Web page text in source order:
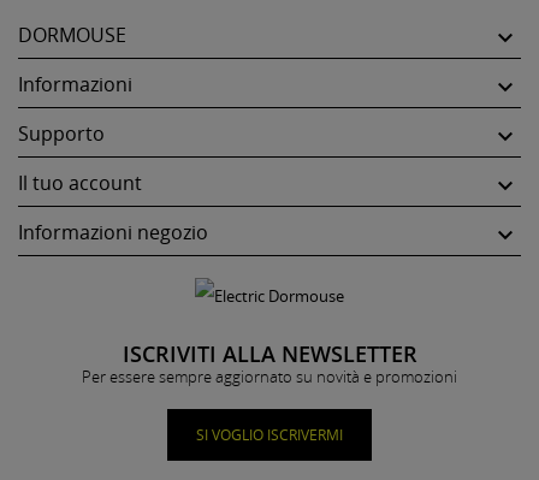
DORMOUSE 
Informazioni 
Supporto 
Il tuo account 
Informazioni negozio 
ISCRIVITI ALLA NEWSLETTER
Per essere sempre aggiornato su novità e promozioni
SI VOGLIO ISCRIVERMI